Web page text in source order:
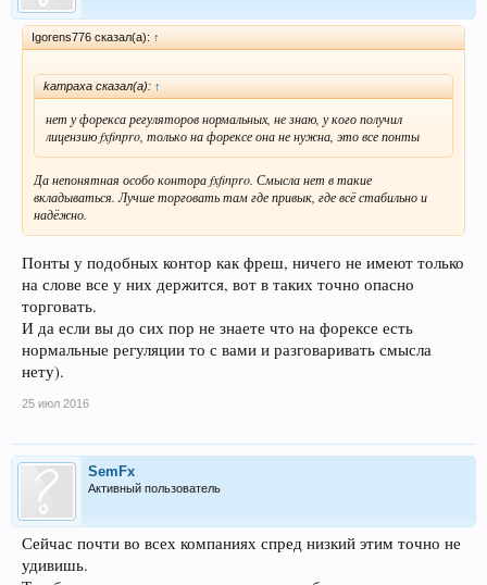
Igorens776 сказал(а): ↑
kampaxa сказал(а): ↑
нет у форекса регуляторов нормальных, не знаю, у кого получил
лицензию fxfinpro, только на форексе она не нужна, это все понты
Да непонятная особо контора fxfinpro. Смысла нет в такие
вкладываться. Лучше торговать там где привык, где всё стабильно и
надёжно.
Понты у подобных контор как фреш, ничего не имеют только
на слове все у них держится, вот в таких точно опасно
торговать.
И да если вы до сих пор не знаете что на форексе есть
нормальные регуляции то с вами и разговаривать смысла
нету).
25 июл 2016
SemFx
Активный пользователь
Сейчас почти во всех компаниях спред низкий этим точно не
удивишь.